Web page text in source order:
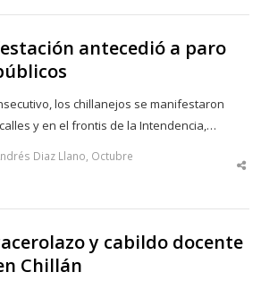
antecedió a paro
los chillanejos se manifestaron
y en el frontis de la Intendencia,…
Diaz Llano, Octubre
y cabildo docente
Chillán